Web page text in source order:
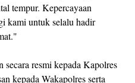
tempur. Kepercayaan
kami untuk selalu hadir
resmi kepada Kapolres
kepada Wakapolres serta